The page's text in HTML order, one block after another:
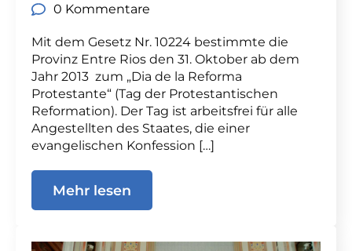
0 Kommentare
Mit dem Gesetz Nr. 10224 bestimmte die
Provinz Entre Rios den 31. Oktober ab dem
Jahr 2013 zum „Dia de la Reforma
Protestante“ (Tag der Protestantischen
Reformation). Der Tag ist arbeitsfrei für alle
Angestellten des Staates, die einer
evangelischen Konfession […]
Mehr lesen